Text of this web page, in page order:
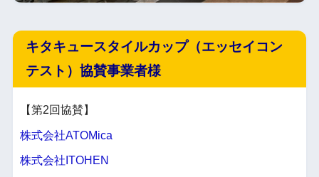
キタキュースタイルカップ（エッセイコン
テスト）協賛事業者様
【第2回協賛】
株式会社ATOMica
株式会社ITOHEN